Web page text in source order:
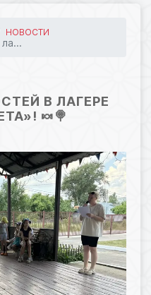
НОВОСТИ
В ЛАГЕРЕ
🍬🍭